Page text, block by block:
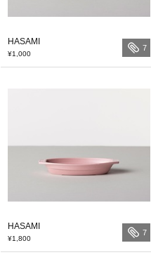
HASAMI
¥1,000
7
HASAMI
¥1,800
7